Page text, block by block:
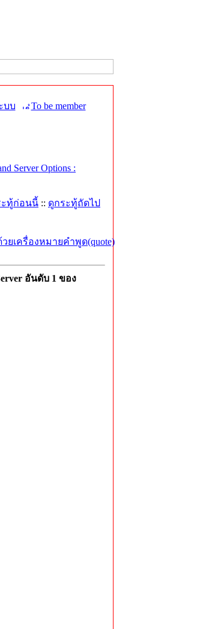
บบ To be member
Server Options :
ะทู้ก่อนนี้ :: ดูกระทู้ถัดไป
อันดับ 1 ของ